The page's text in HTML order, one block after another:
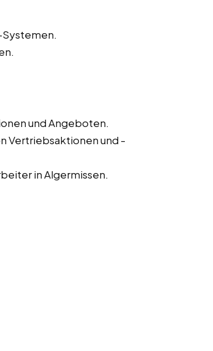
Systemen.
und Angeboten.
Vertriebsaktionen und -
in Algermissen.